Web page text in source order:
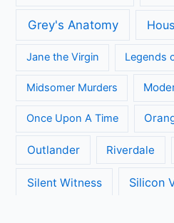
Grey's Anatomy
Jane the Virgin Legends
Midsomer Murders
Once Upon A Time
Outlander Riverdale
Silent Witness Silicon